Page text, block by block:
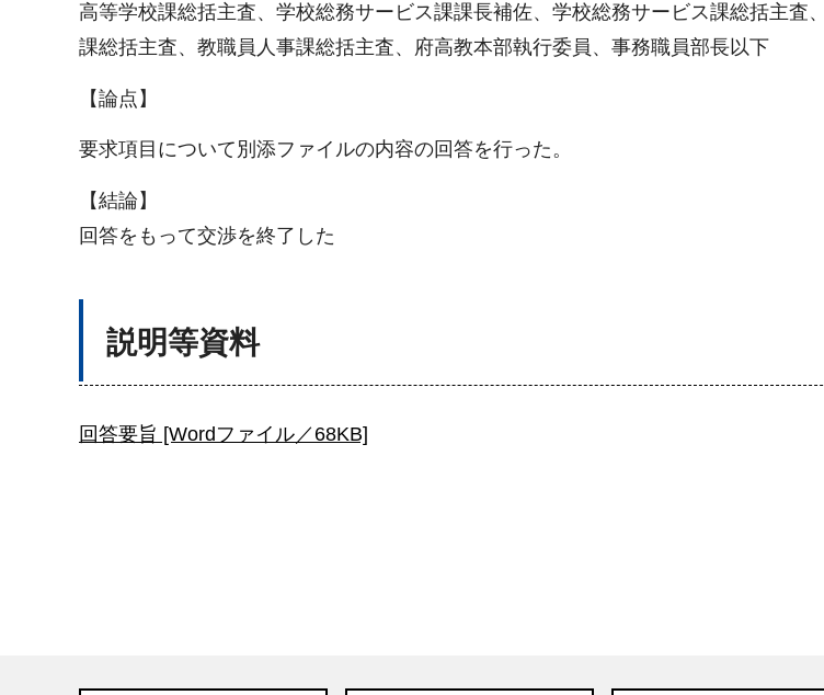
高等学校課総括主査、学校総務サービス課課長補佐、学校総務サービス課総括主
課総括主査、教職員人事課総括主査、府高教本部執行委員、事務職員部長以下
【論点】
要求項目について別添ファイルの内容の回答を行った。
【結論】
回答をもって交渉を終了した
説明等資料
回答要旨 [Wordファイル／68KB]